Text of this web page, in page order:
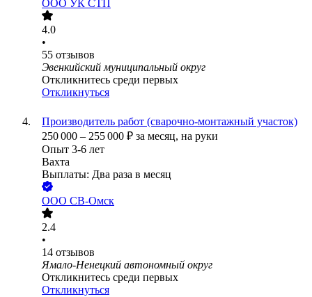
ООО УК СТП
4.0
•
55 отзывов
Эвенкийский муниципальный округ
Откликнитесь среди первых
Откликнуться
Производитель работ (сварочно-монтажный участок)
250 000 – 255 000 ₽ за месяц, на руки
Опыт 3-6 лет
Вахта
Выплаты: Два раза в месяц
ООО СВ-Омск
2.4
•
14 отзывов
Ямало-Ненецкий автономный округ
Откликнитесь среди первых
Откликнуться